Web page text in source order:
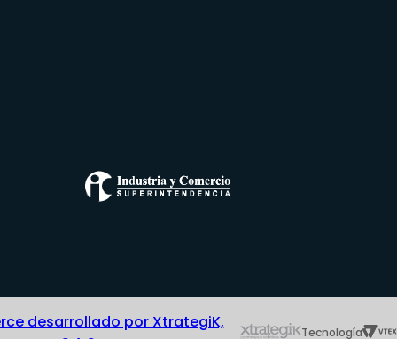
desarrollado por XtrategiK,
Tecnología